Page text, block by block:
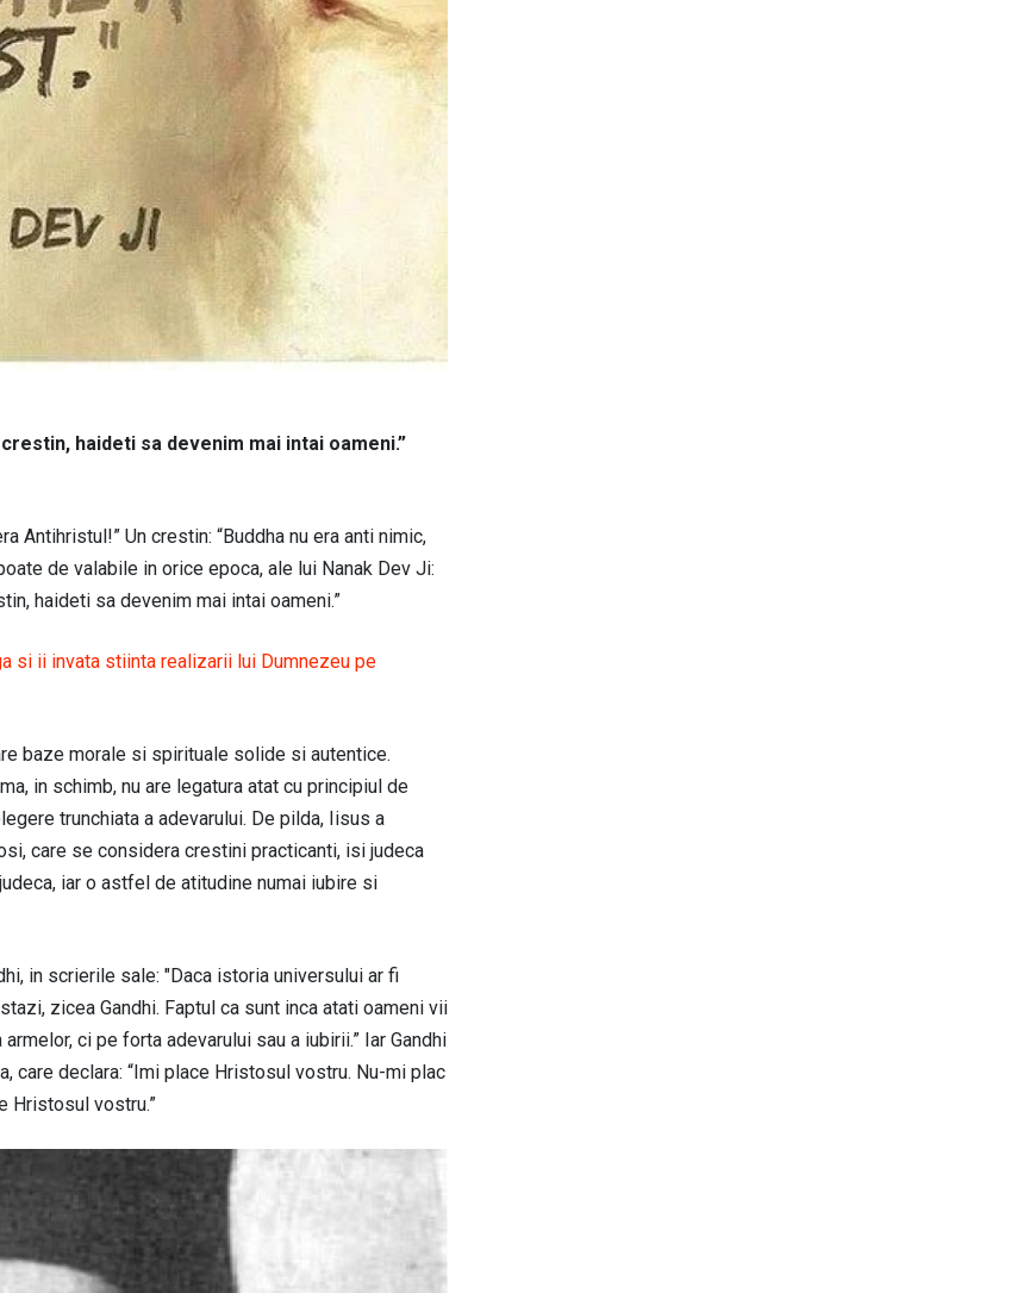
haideti sa devenim mai intai oameni.”
Antihristul!” Un crestin: “Buddha nu era anti nimic,
de valabile in orice epoca, ale lui Nanak Dev Ji:
haideti sa devenim mai intai oameni.”
si ii invata stiinta realizarii lui Dumnezeu pe
baze morale si spirituale solide si autentice.
in schimb, nu are legatura atat cu principiul de
trunchiata a adevarului. De pilda, Iisus a
care se considera crestini practicanti, isi judeca
iar o astfel de atitudine numai iubire si
in scrierile sale: "Daca istoria universului ar fi
zicea Gandhi. Faptul ca sunt inca atati oameni vii
ci pe forta adevarului sau a iubirii.” Iar Gandhi
care declara: “Imi place Hristosul vostru. Nu-mi plac
Hristosul vostru.”